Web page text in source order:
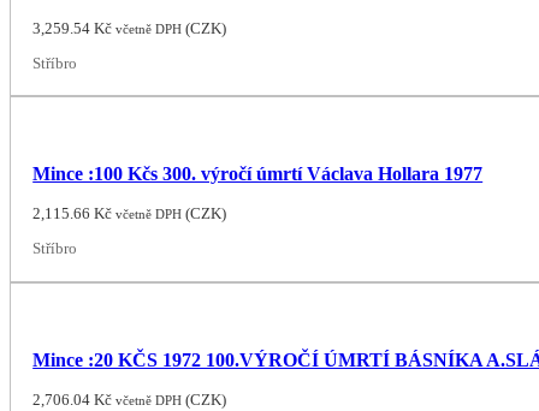
3,259.54Kč včetně DPH (CZK)
Stříbro
Mince :100 Kčs 300. výročí úmrtí Václava Hollara 1977
2,115.66Kč včetně DPH (CZK)
Stříbro
Mince :20 KČS 1972 100.VÝROČÍ ÚMRTÍ BÁSNÍKA
2,706.04Kč včetně DPH (CZK)